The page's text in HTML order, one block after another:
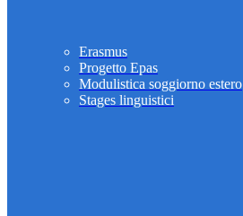
Erasmus
Progetto Epas
Modulistica soggiorno estero
Stages linguistici